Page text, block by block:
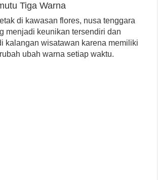
Tiga Warna
di kawasan flores, nusa tenggara
menjadi keunikan tersendiri dan
kalangan wisatawan karena memiliki
ubah warna setiap waktu.